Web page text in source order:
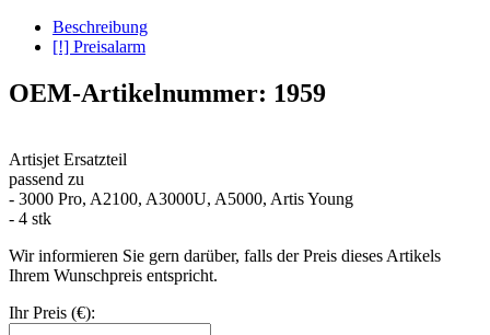
Beschreibung
[!] Preisalarm
OEM-Artikelnummer: 1959
Artisjet Ersatzteil
passend zu
- 3000 Pro, A2100, A3000U, A5000, Artis Young
- 4 stk
Wir informieren Sie gern darüber, falls der Preis dieses Artikels
Ihrem Wunschpreis entspricht.
Ihr Preis (€):